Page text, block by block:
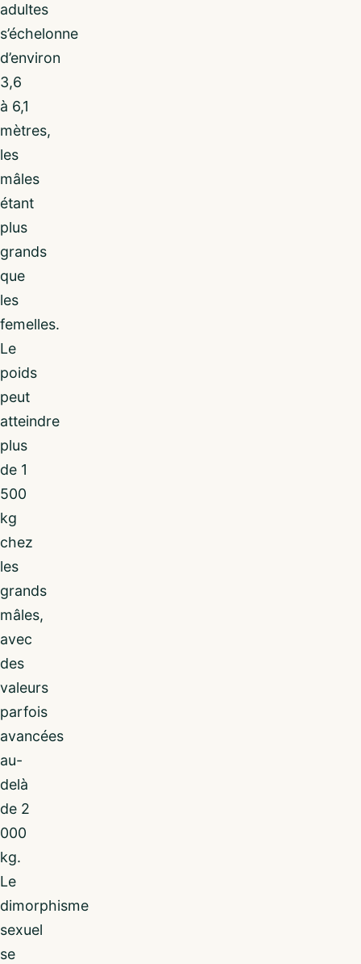
adultes
s’échelonne
d’environ
3,6
à 6,1
mètres,
les
mâles
étant
plus
grands
que
les
femelles.
Le
poids
peut
atteindre
plus
de 1
500
kg
chez
les
grands
mâles,
avec
des
valeurs
parfois
avancées
au-
delà
de 2
000
kg.
Le
dimorphisme
sexuel
se